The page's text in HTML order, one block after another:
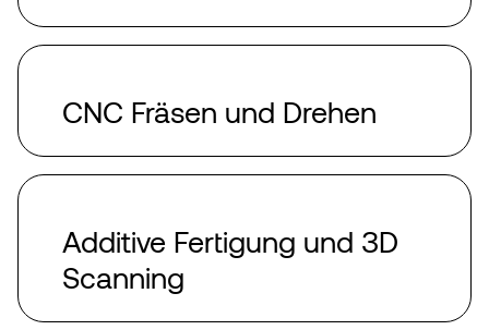
CNC Fräsen und Drehen
Additive Fertigung und 3D
Scanning